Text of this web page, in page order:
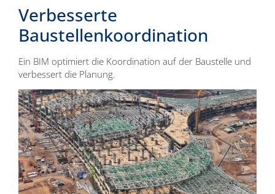
Verbesserte
Baustellenkoordination
Ein BIM optimiert die Koordination auf der Baustelle und
verbessert die Planung.